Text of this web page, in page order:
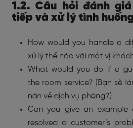
1.2. Câu hỏi đánh
tiếp và xử lý tình huống
How would you handle a
xử lý thế nào với một vị
What would you do if a
the room service? (Bạn sẽ
nàn về dịch vụ phòng?)
Can you give an
resolved a customer’s